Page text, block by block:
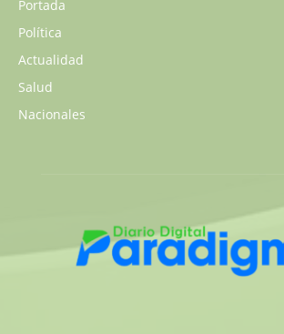
Portada
Política
Actualidad
Salud
Nacionales